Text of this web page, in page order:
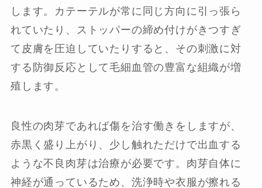
します。カテーテルが常に同じ方向に引っ張ら
れていたり、ストッパーの締め付けがきつすぎ
て皮膚を圧迫していたりすると、その刺激に対
する防御反応として毛細血管の豊富な組織が増
殖します。
良性の肉芽であれば傷を治す働きをしますが、
赤黒く盛り上がり、少し触れただけで出血する
ような不良肉芽は治療が必要です。肉芽自体に
神経が通っているため、洗浄時や衣服が擦れる